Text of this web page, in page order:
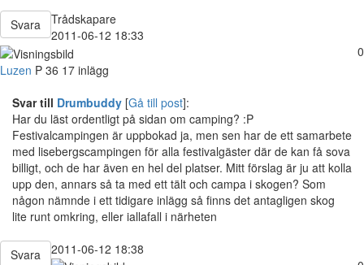
Svara
Trådskapare
2011-06-12 18:33
0
Luzen P 36 17 inlägg
Svar till Drumbuddy [Gå till post]:
Har du läst ordentligt på sidan om camping? :P
Festivalcampingen är uppbokad ja, men sen har de ett samarbete
med lisebergscampingen för alla festivalgäster där de kan få sova
billigt, och de har även en hel del platser. Mitt förslag är ju att kolla
upp den, annars så ta med ett tält och campa i skogen? Som
någon nämnde i ett tidigare inlägg så finns det antagligen skog
lite runt omkring, eller iallafall i närheten
Svara
2011-06-12 18:38